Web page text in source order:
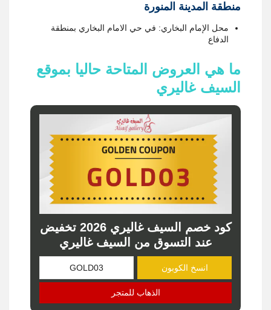
منطقة المدينة المنورة
محل الإمام البخاري: في حي الامام البخاري بمنطقة
الدفاع
ما هي العروض المتاحة حاليا بموقع
السيف غاليري
كود خصم السيف غاليري 2026 تخفيض
عند التسوق من السيف غاليري
انسخ الكوبون
الذهاب للمتجر